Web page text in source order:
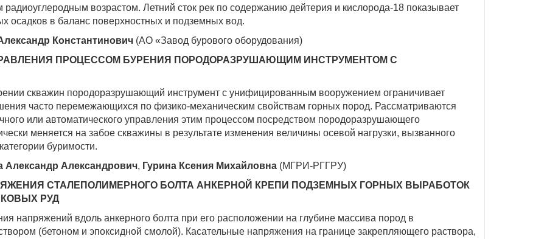
возрастом. Летний сток рек по содержанию дейтерия и кислорода-18 показывает
осадков в баланс поверхностных и подземных вод.
Константинович (АО «Завод бурового оборудования)
ПРОЦЕССОМ БУРЕНИЯ ПОРОДОРАЗРУШАЮЩИМ ИНСТРУМЕНТОМ С
скважин породоразрушающий инструмент с унифицированным вооружением ограничивает
часто перемежающихся по физико-механическим свойствам горных пород. Рассматриваются
или автоматического управления этим процессом посредством породоразрушающего
меняется на забое скважины в результате изменения величины осевой нагрузки, вызванного
буримости.
Александр Александрович, Гурина Ксения Михайловна (МГРИ-РГГРУ)
СТАЛЕПОЛИМЕРНОГО БОЛТА АНКЕРНОЙ КРЕПИ ПОДЗЕМНЫХ ГОРНЫХ ВЫРАБОТОК
РУД
напряжений вдоль анкерного болта при его расположении на глубине массива пород в
(бетоном и эпоксидной смолой). Касательные напряжения на границе закрепляющего раствора,